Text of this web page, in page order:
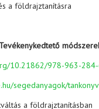
a földrajztanításra
Tevékenykedtető
10.21862/978-963-
segedanyagok/
a földrajztanításban